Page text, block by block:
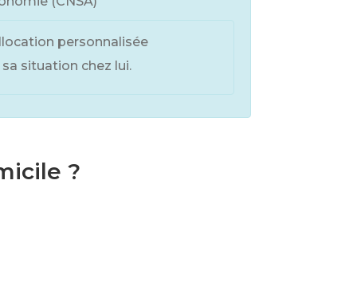
personnalisée
situation chez lui.
?